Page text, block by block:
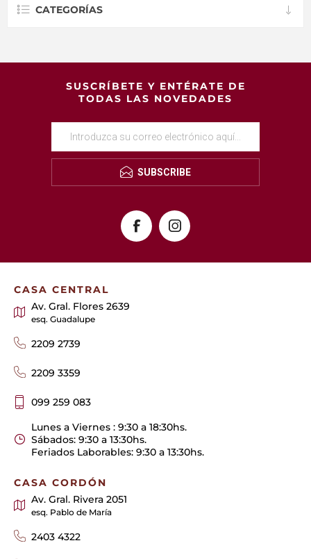
CATEGORÍAS
SUSCRÍBETE Y ENTÉRATE DE
TODAS LAS NOVEDADES
SUBSCRIBE
CASA CENTRAL
Av. Gral. Flores 2639
esq. Guadalupe
2209 2739
2209 3359
099 259 083
Lunes a Viernes : 9:30 a 18:30hs.
Sábados: 9:30 a 13:30hs.
Feriados Laborables: 9:30 a 13:30hs.
CASA CORDÓN
Av. Gral. Rivera 2051
esq. Pablo de María
2403 4322